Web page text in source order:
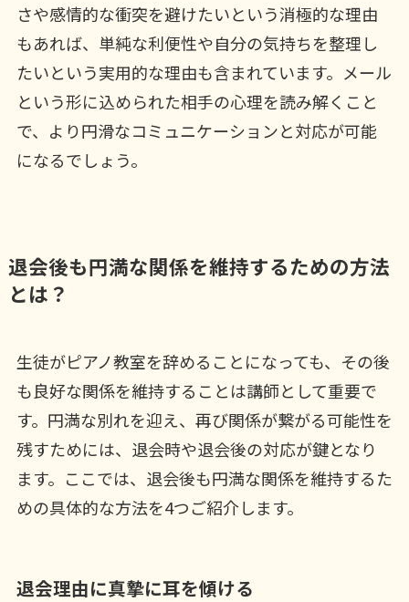
さや感情的な衝突を避けたいという消極的な理由
もあれば、単純な利便性や自分の気持ちを整理し
たいという実用的な理由も含まれています。メール
という形に込められた相手の心理を読み解くこと
で、より円滑なコミュニケーションと対応が可能
になるでしょう。
退会後も円満な関係を維持するための方法
とは？
生徒がピアノ教室を辞めることになっても、その後
も良好な関係を維持することは講師として重要で
す。円満な別れを迎え、再び関係が繋がる可能性を
残すためには、退会時や退会後の対応が鍵となり
ます。ここでは、退会後も円満な関係を維持するた
めの具体的な方法を4つご紹介します。
退会理由に真摯に耳を傾ける